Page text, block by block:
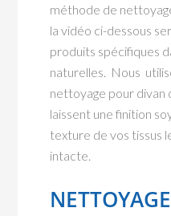
méthode de
la vidéo ci-dessous
produits spécifiques
naturelles. Nous
nettoyage pour divan
laissent une finition
texture de vos tissus
intacte.